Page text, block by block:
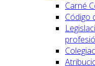
Carné
Código